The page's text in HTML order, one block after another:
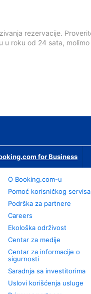
rezervacije.
u roku od 24 sata, molimo
for Business
О Booking.com-u
Pomoć korisničkog servisa
Podrška za partnere
Careers
Ekološka održivost
Centar za medije
Centar za informacije o
sigurnosti
Saradnja sa investitorima
Uslovi korišćenja usluge